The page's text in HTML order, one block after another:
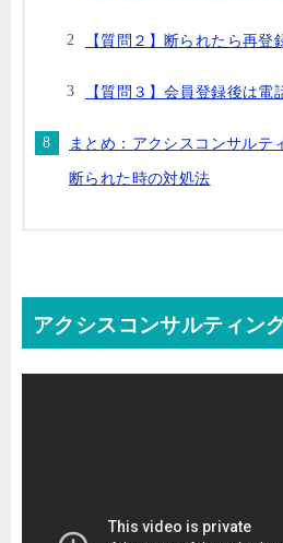
【質問２】断られたら再登
【質問３】会員登録後は電
まとめ：アクシスコンサルテ
断られた時の対処法
アクシスコンサルティン